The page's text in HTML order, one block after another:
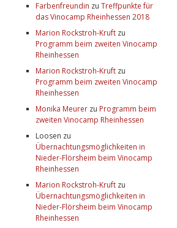
Farbenfreundin zu Treffpunkte für
das Vinocamp Rheinhessen 2018
Marion Rockstroh-Kruft zu
Programm beim zweiten Vinocamp
Rheinhessen
Marion Rockstroh-Kruft zu
Programm beim zweiten Vinocamp
Rheinhessen
Monika Meurer zu Programm beim
zweiten Vinocamp Rheinhessen
Loosen zu
Übernachtungsmöglichkeiten in
Nieder-Flörsheim beim Vinocamp
Rheinhessen
Marion Rockstroh-Kruft zu
Übernachtungsmöglichkeiten in
Nieder-Flörsheim beim Vinocamp
Rheinhessen